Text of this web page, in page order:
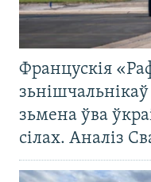
Францускія
зьмена ўва
сілах. Аналіз